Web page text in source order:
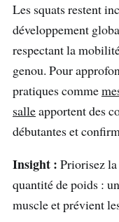
Les squats restent
développement
respectant la
genou. Pour
pratiques comme
salleapportent des
débutantes et
Insight : Priorisez
quantité de poids :
muscle et prévient